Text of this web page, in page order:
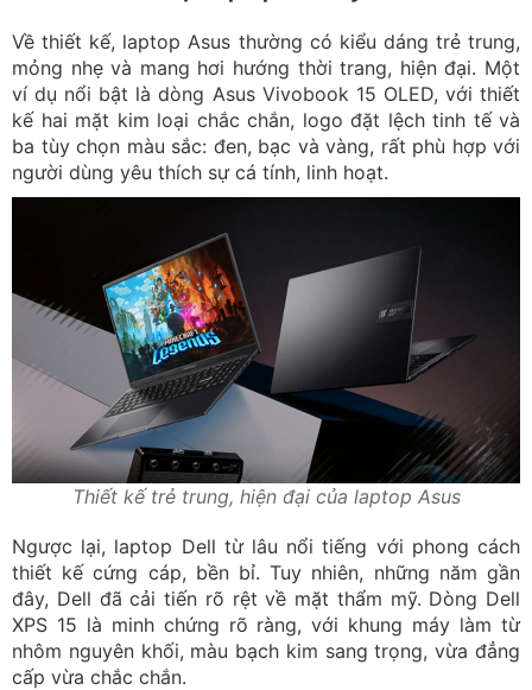
Về thiết kế, laptop Asus thường có kiểu dáng trẻ trung,
mỏng nhẹ và mang hơi hướng thời trang, hiện đại. Một
ví dụ nổi bật là dòng Asus Vivobook 15 OLED, với thiết
kế hai mặt kim loại chắc chắn, logo đặt lệch tinh tế và
ba tùy chọn màu sắc: đen, bạc và vàng, rất phù hợp với
người dùng yêu thích sự cá tính, linh hoạt.
Thiết kế trẻ trung, hiện đại của laptop Asus
Ngược lại, laptop Dell từ lâu nổi tiếng với phong cách
thiết kế cứng cáp, bền bỉ. Tuy nhiên, những năm gần
đây, Dell đã cải tiến rõ rệt về mặt thẩm mỹ. Dòng Dell
XPS 15 là minh chứng rõ ràng, với khung máy làm từ
nhôm nguyên khối, màu bạch kim sang trọng, vừa đẳng
cấp vừa chắc chắn.